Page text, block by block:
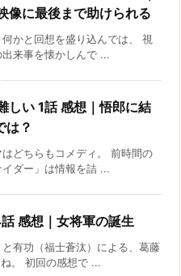
像に最後まで助けられる
かと回想を盛り込んでは、 視
来事を懐かしんで ...
しい 1話 感想｜悟郎に結
は？
どちらもコメディ。 前時間の
イダー」は情報を詰 ...
感想｜女将軍の誕生
有功（福士蒼汰）による、葛藤
。 初回の感想で ...